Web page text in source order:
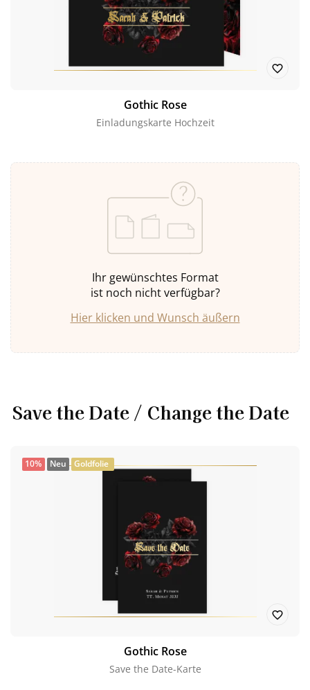
Gothic Rose
Einladungskarte Hochzeit
Ihr gewünschtes Format
ist noch nicht verfügbar?
Hier klicken und Wunsch äußern
Save the Date / Change the Date
10% Neu Goldfolie
Gothic Rose
Save the Date-Karte